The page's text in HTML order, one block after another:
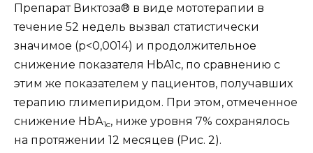
Препарат Виктоза® в виде мототерапии в
течение 52 недель вызвал статистически
значимое (р<0,0014) и продолжительное
снижение показателя HbA1c, по сравнению с
этим же показателем у пациентов, получавших
терапию глимепиридом. При этом, отмеченное
снижение НbА1c, ниже уровня 7% сохранялось
на протяжении 12 месяцев (Рис. 2).